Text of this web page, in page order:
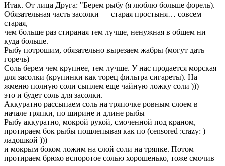
Итак. От лица Друга: "Берем рыбу (я люблю больше форель).
Обязательная часть засолки — старая простыня… совсем
старая,
чем больше раз стираная тем лучше, ненужная в общем ни
куда больше.
Рыбу потрошим, обязательно вырезаем жабры (могут дать
горечь)
Соль берем чем крупнее, тем лучше. У нас продается морская
для засолки (крупинки как торец фильтра сигареты). На
жменю полную соли сыплем еще чайную ложку соли ))) —
это и будет соль для засолки.
Аккуратно рассыпаем соль на тряпочке ровным слоем в
начале тряпки, по ширине и длине рыбы
Рыбу аккуратно, мокрой рукой, смоченной под краном,
протираем бок рыбы пошлепывая как по (censored :crazy: )
ладошкой )))
и мокрым боком ложим на слой соли на тряпке. Потом
протираем брюхо вспоротое солью хорошенько, тоже смочив